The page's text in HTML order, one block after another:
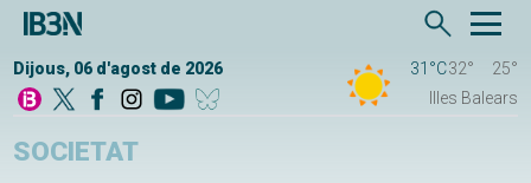
Dijous, 06 d'agost de 2026 31°C32°
25°
Illes Balears
SOCIETAT